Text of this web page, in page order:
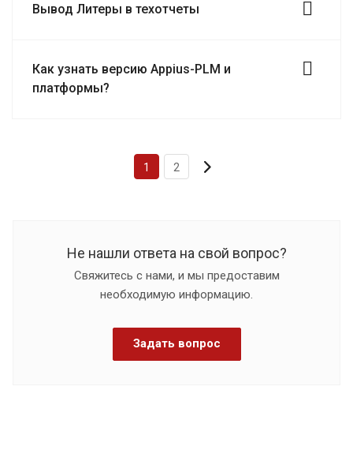
Вывод Литеры в техотчеты
Как узнать версию Appius-PLM и
платформы?
1 2
Не нашли ответа на свой вопрос?
Свяжитесь с нами, и мы предоставим
необходимую информацию.
Задать вопрос